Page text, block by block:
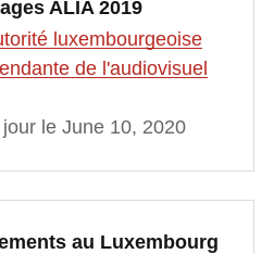
ALIA 2019
luxembourgeoise
de l'audiovisuel
le June 10, 2020
au Luxembourg